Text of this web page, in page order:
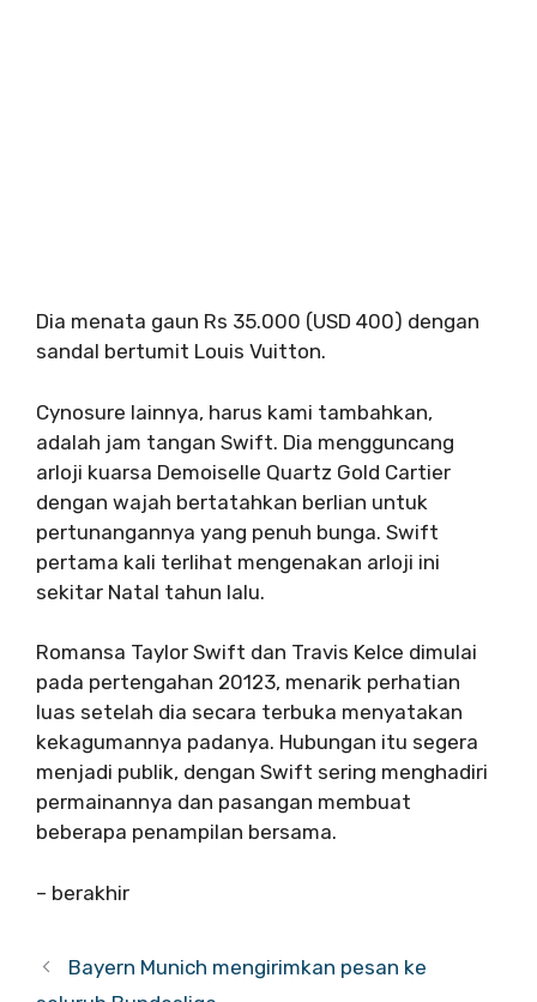
Dia menata gaun Rs 35.000 (USD 400) dengan
sandal bertumit Louis Vuitton.
Cynosure lainnya, harus kami tambahkan,
adalah jam tangan Swift. Dia mengguncang
arloji kuarsa Demoiselle Quartz Gold Cartier
dengan wajah bertatahkan berlian untuk
pertunangannya yang penuh bunga. Swift
pertama kali terlihat mengenakan arloji ini
sekitar Natal tahun lalu.
Romansa Taylor Swift dan Travis Kelce dimulai
pada pertengahan 20123, menarik perhatian
luas setelah dia secara terbuka menyatakan
kekagumannya padanya. Hubungan itu segera
menjadi publik, dengan Swift sering menghadiri
permainannya dan pasangan membuat
beberapa penampilan bersama.
– berakhir
Bayern Munich mengirimkan pesan ke